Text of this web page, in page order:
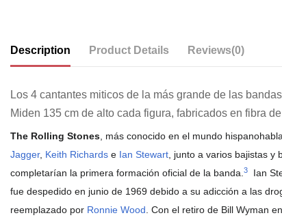
Description Product Details Reviews(0)
Los 4 cantantes miticos de la más grande de las
Miden 135 cm de alto cada figura, fabricados en fibra
The Rolling Stones, más conocido en el mundo
Jagger, Keith Richards e Ian Stewart, junto a varios bajistas y
completarían la primera formación oficial de la banda.3
Ian
fue despedido en junio de 1969 debido a su adicción a las
reemplazado por Ronnie Wood. Con el retiro de Bill Wyman